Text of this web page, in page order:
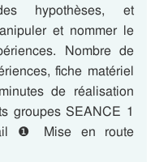
hypothèses, et
et nommer le
Nombre de
fiche matériel
de réalisation
groupes SEANCE 1
❶ Mise en route